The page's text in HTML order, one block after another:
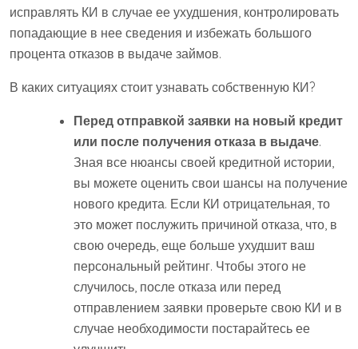
исправлять КИ в случае ее ухудшения, контролировать
попадающие в нее сведения и избежать большого
процента отказов в выдаче займов.
В каких ситуациях стоит узнавать собственную КИ?
Перед отправкой заявки на новый кредит
или после получения отказа в выдаче.
Зная все нюансы своей кредитной истории,
вы можете оценить свои шансы на получение
нового кредита. Если КИ отрицательная, то
это может послужить причиной отказа, что, в
свою очередь, еще больше ухудшит ваш
персональный рейтинг. Чтобы этого не
случилось, после отказа или перед
отправлением заявки проверьте свою КИ и в
случае необходимости постарайтесь ее